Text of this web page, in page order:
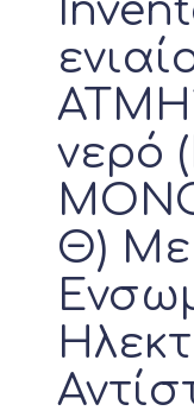
νερό
Θ) Με